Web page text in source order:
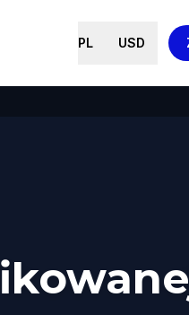
PL USD